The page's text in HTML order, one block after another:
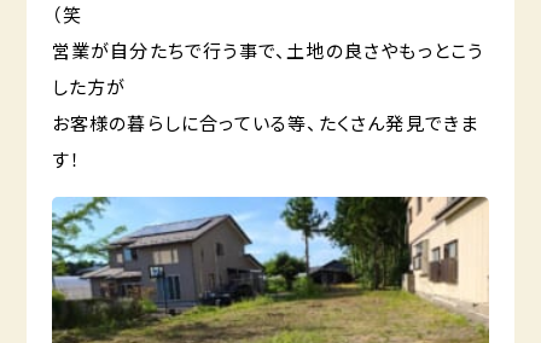
（笑
営業が自分たちで行う事で、土地の良さやもっとこう
した方が
お客様の暮らしに合っている等、たくさん発見できま
す！